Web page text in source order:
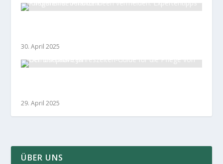
30. April 2025
29. April 2025
ÜBER UNS